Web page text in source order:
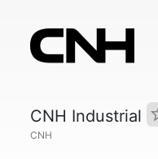
CNH Industrial
CNH